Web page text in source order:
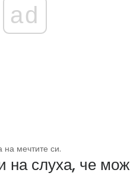
ad
мечтите си.
на слуха, че